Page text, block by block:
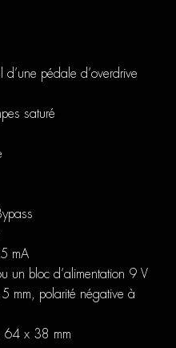
pédale d’overdrive
saturé
mA
un bloc d’alimentation 9 V
mm, polarité négative à
64 x 38 mm